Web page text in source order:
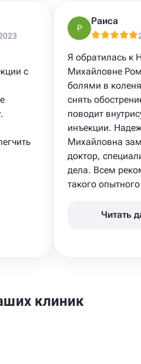
с
Р
Раиса
Я обратилась к
Михайловне
болями в
снять
поводит
инъекции.
Михайловна
доктор,
дела. Всем
такого
Читать
клиник